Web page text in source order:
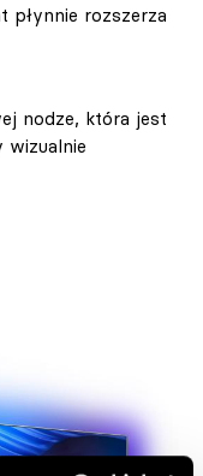
płynnie rozszerza
nodze, która jest
wizualnie